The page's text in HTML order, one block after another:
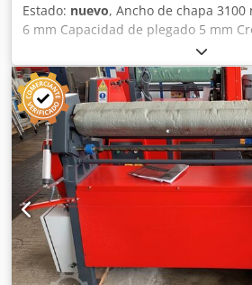
Estado: nuevo, Ancho de chapa
6 mm Capacidad de plegado 5 mm
Diámetro del rodillo superior 200
curvado Ø 300 mm Velocidad de
total requerida 5,5 kW Peso de la
Dimensiones aprox.
Dispositivo para curvado cónico -
inducción - Ajuste motorizado del
de la máquina en construcción
Rodillos de acero especial -
Rodillo superior abatible
accionados por motor eléctrico,
reductora de engranajes y
Pulpito de control móvil Equipos
digital para el rodillo trasero -